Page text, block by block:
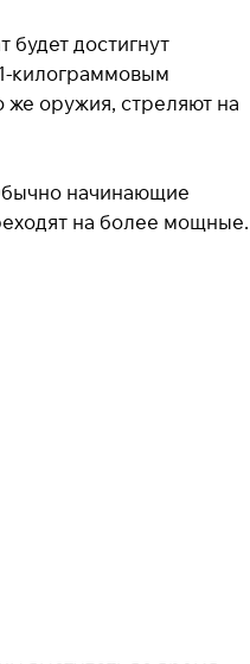
достигнут
килограммовым
же оружия, стреляют на
начинающие
на более мощные.